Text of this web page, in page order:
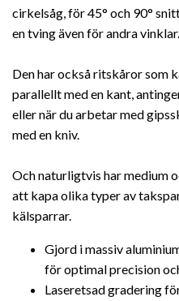
cirkelsåg, för 45° och 90°
en tving även för andra vinklar.
Den har också ritskåror som
parallellt med en kant,
eller när du arbetar med
med en kniv.
Och naturligtvis har medium
att kapa olika typer av
kälsparrar.
Gjord i massiv
för optimal precision
Laseretsad gradering